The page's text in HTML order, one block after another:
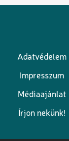
Lábléc
Adatvédelem
Impresszum
Médiaajánlat
Írjon nekünk!